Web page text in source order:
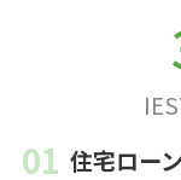
住宅ロー